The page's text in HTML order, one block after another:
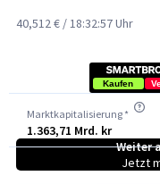
40,512 € /18:32:57 Uhr
Kaufen
Marktkapitalisierung *
1.363,71 Mrd. kr
Weiter
Jetzt